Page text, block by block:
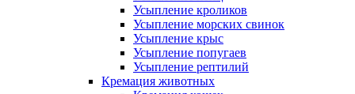
Усыпление кроликов
Усыпление морских свинок
Усыпление крыс
Усыпление попугаев
Усыпление рептилий
Кремация животных